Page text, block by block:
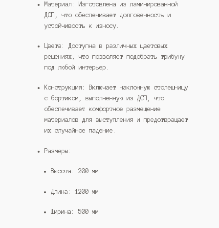
Материал: Изготовлена из ламинированной
ДСП, что обеспечивает долговечность и
устойчивость к износу.
Цвета: Доступна в различных цветовых
решениях, что позволяет подобрать трибуну
под любой интерьер.
Конструкция: Включает наклонную столешницу
с бортиком, выполненную из ДСП, что
обеспечивает комфортное размещение
материалов для выступления и предотвращает
их случайное падение.
Размеры:
Высота: 200 мм
Длина: 1200 мм
Ширина: 500 мм